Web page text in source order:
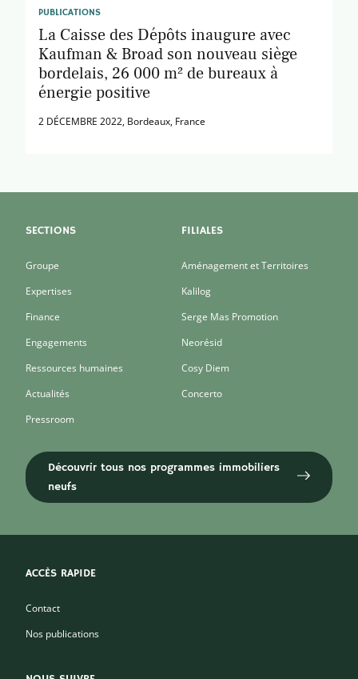
PUBLICATIONS
La Caisse des Dépôts inaugure avec
Kaufman & Broad son nouveau siège
bordelais, 26 000 m² de bureaux à
énergie positive
2 DÉCEMBRE 2022, Bordeaux, France
SECTIONS
Groupe
Expertises
Finance
Engagements
Ressources humaines
Actualités
Pressroom
FILIALES
Aménagement et Territoires
Kalilog
Serge Mas Promotion
Neorésid
Cosy Diem
Concerto
Découvrir tous nos programmes immobiliers
neufs
ACCÈS RAPIDE
Contact
Nos publications